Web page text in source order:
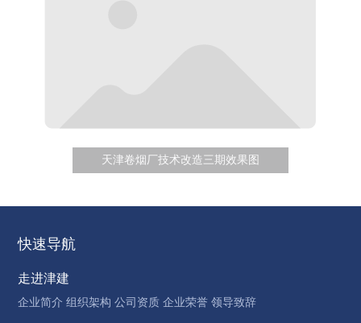
天津卷烟厂技术改造三期效果图
快速导航
走进津建
企业简介 组织架构 公司资质 企业荣誉 领导致辞